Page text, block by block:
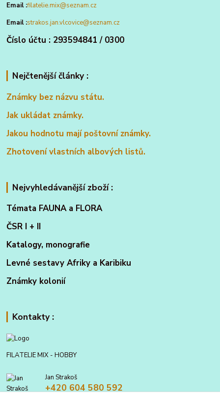
Email :filatelie.mix@seznam.cz
Email :strakos.jan.vlcovice@seznam.cz
Číslo účtu : 293594841 / 0300
Nejčtenější články :
Známky bez názvu státu.
Jak ukládat známky.
Jakou hodnotu mají poštovní známky.
Zhotovení vlastních albových listů.
Nejvyhledávanější zboží :
Témata FAUNA a FLORA
ČSR I + II
Katalogy, monografie
Levné sestavy Afriky a Karibiku
Známky kolonií
Kontakty :
FILATELIE MIX - HOBBY
Jan Strakoš
+420 604 580 592